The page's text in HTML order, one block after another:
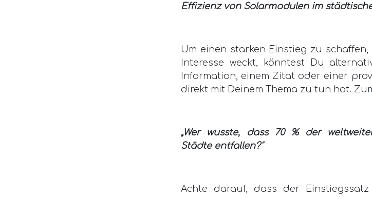
Effizienz von Solarmodulen im
Um einen starken Einstieg zu
Interesse weckt, könntest Du
Information, einem Zitat oder einer
direkt mit Deinem Thema zu tun hat.
„Wer wusste, dass 70 % der
Städte entfallen?"
Achte darauf, dass der